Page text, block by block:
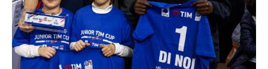
Academy
Cattedra Universidad Europea
Esports
SHOP
PHOTOGALLERY